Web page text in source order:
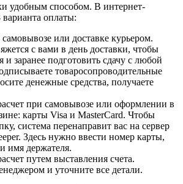
удобным способом. В интернет-
оплаты:
или доставке курьером.
с вами в день доставки, чтобы
и заранее подготовить сдачу с любой
товаросопроводительные
денежные средства, получаете
при самовывозе или оформлении в
карты Visa и MasterCard. Чтобы
система перенаправит вас на сервер
Здесь нужно ввести номер карты,
имя держателя.
путем выставления счета.
и уточните все детали.